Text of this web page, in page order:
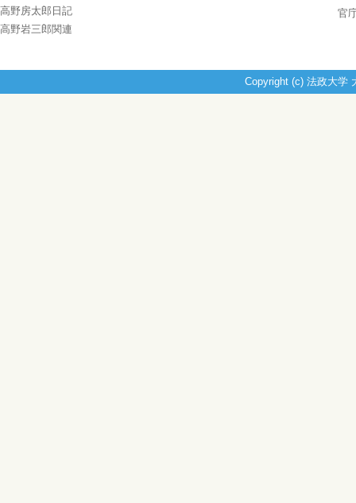
高野房太郎日記
高野岩三郎関連
官
Copyright (c) 法政大学